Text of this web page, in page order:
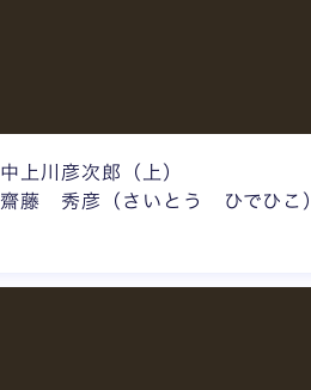
中上川彦次郎（上）
齋藤 秀彦（さいとう ひでひこ